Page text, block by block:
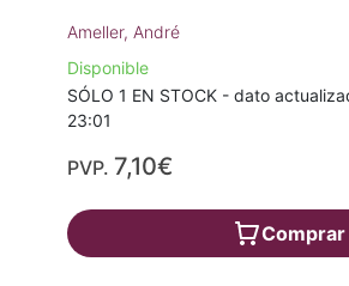
Ameller, André
Disponible
SÓLO 1 EN STOCK - dato
23:01
PVP. 7,10€
Comprar